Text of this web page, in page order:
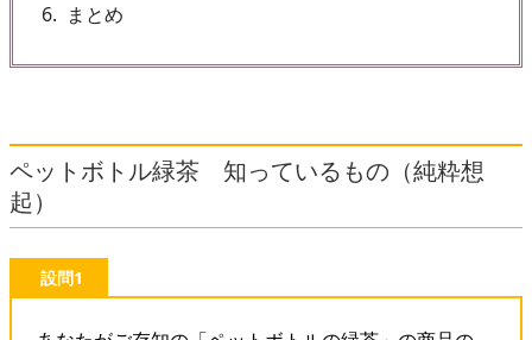
6
まとめ
ペットボトル緑茶 知っているもの（純粋想
起）
設問1